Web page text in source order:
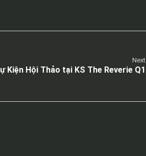
Next
Kiện Hội Thảo tại KS The Reverie Q1